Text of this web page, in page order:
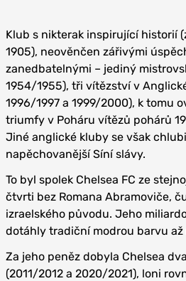
Klub s nikterak inspirující historií
1905), neověnčen zářivými
zanedbatelnými – jediný
1954/1955), tři vítězství v
1996/1997 a 1999/2000), k tomu
triumfy v Poháru vítězů pohárů
Jiné anglické kluby se však
napěchovanější Síní slávy.
To byl spolek Chelsea FC ze
čtvrti bez Romana Abramoviče,
izraelského původu. Jeho
dotáhly tradiční modrou barvu až
Za jeho peněz dobyla Chelsea
(2011/2012 a 2020/2021), loni